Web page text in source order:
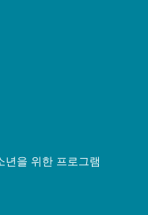
년을 위한 프로그램